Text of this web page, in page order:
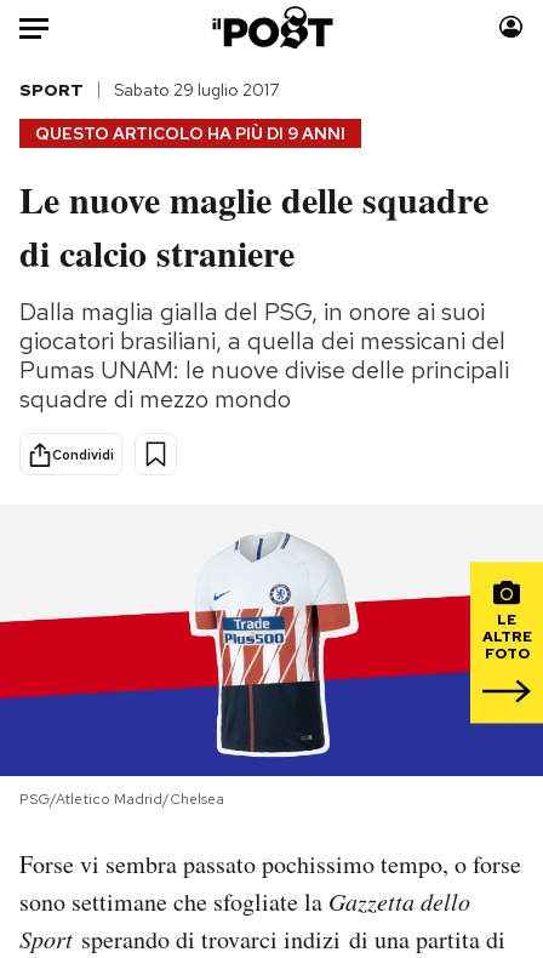
Auto
HOME
Italia
Politica
Tecnologia
Internet
Scienza
Cultura
Economia
Moda
Storie/Idee
Ok Boomer!
Media
CALENDARIO
QUESTO ARTICOLO HA PIÙ DI 9 ANNI
SPORT Sabato 29 luglio 2017
Le nuove maglie delle squadre
di calcio straniere
Dalla maglia gialla del PSG, in onore ai suoi
giocatori brasiliani, a quella dei messicani del
Pumas UNAM: le nuove divise delle principali
squadre di mezzo mondo
Condividi
LE
ALTRE
FOTO
PSG/Atletico Madrid/Chelsea
Forse vi sembra passato pochissimo tempo, o forse
sono settimane che sfogliate la Gazzetta dello
Sport sperando di trovarci indizi di una partita di